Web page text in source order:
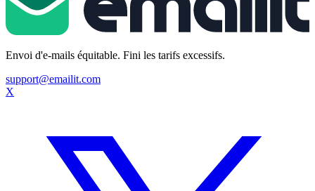
Envoi d'e-mails équitable. Fini les tarifs excessifs.
support@emailit.com
X